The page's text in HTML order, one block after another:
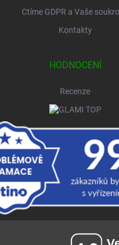
Ctíme GDPR a Vaše
Kontakty
HODNOCENÍ
Recenze